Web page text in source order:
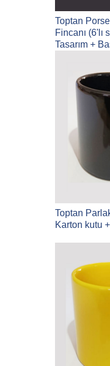
Toptan
Fincanı (6'lı
Tasarım +
Toptan
Karton kutu